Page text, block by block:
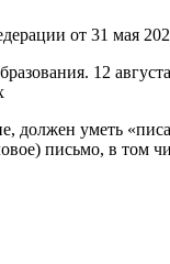
от 31 мая
12
уметь
письмо, в том